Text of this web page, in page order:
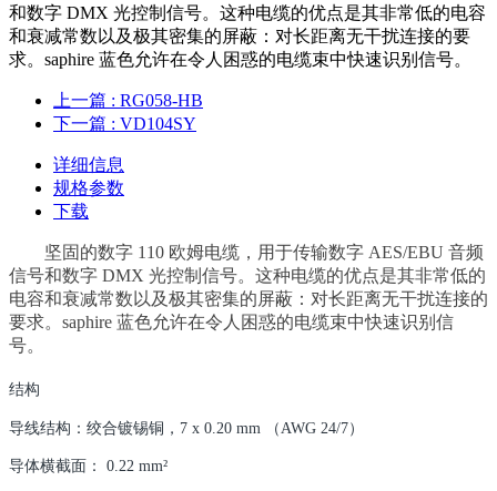
和数字 DMX 光控制信号。这种电缆的优点是其非常低的电容
和衰减常数以及极其密集的屏蔽：对长距离无干扰连接的要
求。saphire 蓝色允许在令人困惑的电缆束中快速识别信号。
上一篇 : RG058-HB
下一篇 : VD104SY
详细信息
规格参数
下载
坚固的数字 110 欧姆电缆，用于传输数字 AES/EBU 音频
信号和数字 DMX 光控制信号。这种电缆的优点是其非常低的
电容和衰减常数以及极其密集的屏蔽：对长距离无干扰连接的
要求。saphire 蓝色允许在令人困惑的电缆束中快速识别信
号。
结构
导线结构：绞合镀锡铜，7 x 0.20 mm （AWG 24/7）
导体横截面： 0.22 mm²